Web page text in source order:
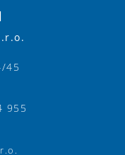
45
955